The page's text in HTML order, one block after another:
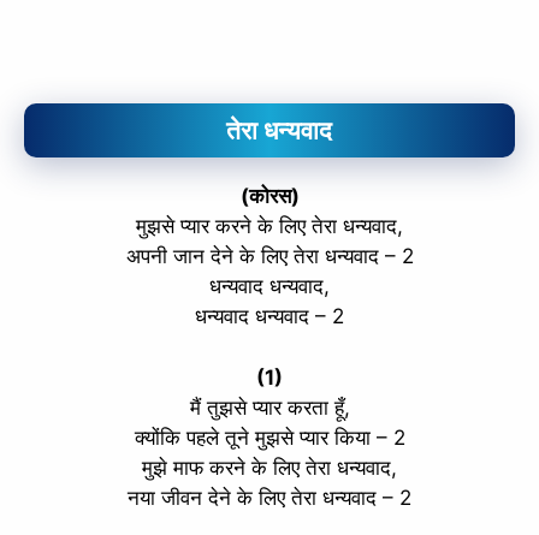
तेरा धन्यवाद
(कोरस)
मुझसे प्यार करने के लिए तेरा धन्यवाद,
अपनी जान देने के लिए तेरा धन्यवाद – 2
धन्यवाद धन्यवाद,
धन्यवाद धन्यवाद – 2
(1)
मैं तुझसे प्यार करता हूँ,
क्योंकि पहले तूने मुझसे प्यार किया – 2
मुझे माफ करने के लिए तेरा धन्यवाद,
नया जीवन देने के लिए तेरा धन्यवाद – 2